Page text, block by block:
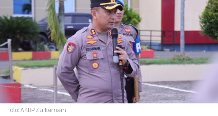
Foto: AKBP Zulkarnain